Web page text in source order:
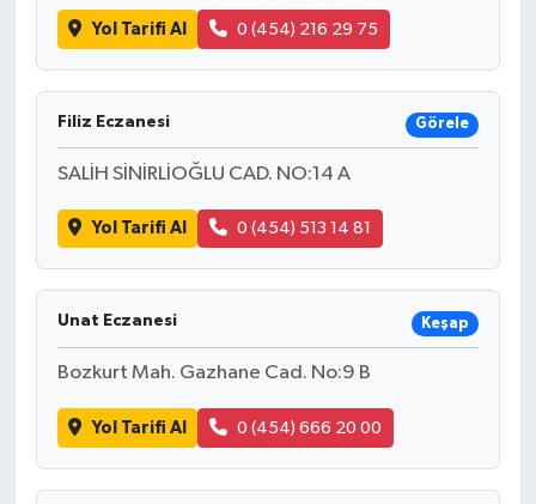
Yol Tarifi Al 0 (454) 216 29 75
Filiz Eczanesi Görele
SALİH SİNİRLİOĞLU CAD. NO:14 A
Yol Tarifi Al 0 (454) 513 14 81
Unat Eczanesi Keşap
Bozkurt Mah. Gazhane Cad. No:9 B
Yol Tarifi Al 0 (454) 666 20 00